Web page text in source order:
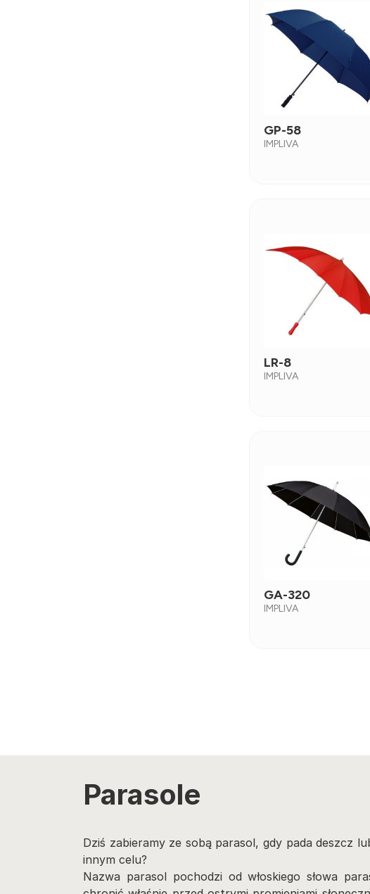
GP-58
IMPLIVA
LR-8
IMPLIVA
GA-320
IMPLIVA
Parasole
Dziś zabieramy ze sobą parasol, gdy pada deszcz
innym celu?
Nazwa parasol pochodzi od włoskiego słowa